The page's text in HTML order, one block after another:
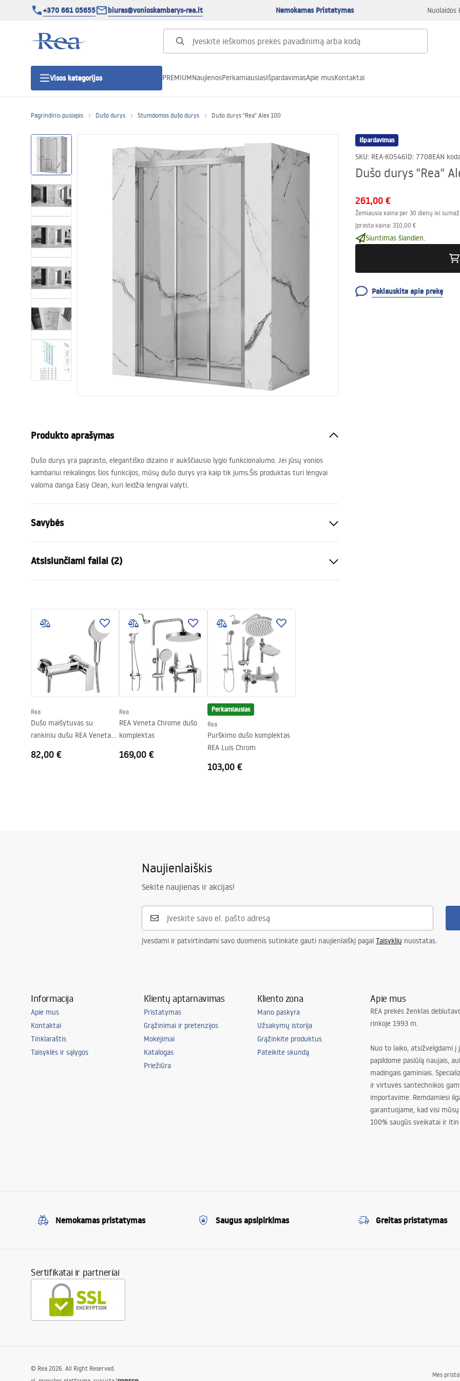
+370 661 05655 biuras@vonioskambarys-rea.lt Nemokamas Pristatymas Nuolaidos
Visos kategorijos
Dušo durys
Vonios dušo padėklai
Linijiniai dušo kanalai
Tualetai
Praustuvas
Vonios ir ekranai
Vonios maišytuvai
Vonios dušai
PREMIUMNaujienosPerkamiausiasIšpardavimasApie musKontaktai
Pagrindinis puslapis Dušo durys Stumdomos dušo durys Dušo durys "Rea" Alex 100
Išpardavimas
SKU: REA-K0546ID: 7708EAN
Dušo durys "Rea"
261,00 €
Žemiausia kaina per 30 dienų iki
Įprasta kaina: 310,00 €
Siuntimas šiandien.
Paklauskite apie prekę
Produkto aprašymas
Dušo durys yra paprasto, elegantiško dizaino ir aukščiausio lygio funkcionalumo. Jei jūsų vonios
kambariui reikalingos šios funkcijos, mūsų dušo durys yra kaip tik jums.Šis produktas turi lengvai
valoma danga Easy Clean, kuri leidžia lengvai valyti.
Savybės
Durų dydis
Stiklo storis
4 mm
Rankenos medžiaga
Žalvaris
Profilių reguliavimas
100 mm
Pridedamas tarpiklių rinkinys
Taip
Galima montuoti be dušo padėklo
Taip
Garantija
24 mėnesių
Atsisiunčiami failai (2)
NOWA_Instrukcja_monta__u_Drzw
Instrukcja_zmiany_kierunku_drzw
i_ALEX.pdf
Rea
Dušo maišytuvas su
rankiniu dušu REA Veneta
82,00 €
Rea
REA Veneta Chrome dušo
komplektas
169,00 €
Perkamiausias
Rea
Purškimo dušo komplektas
REA Luis Chrom
103,00 €
Naujienlaiškis
Sekite naujienas ir akcijas!
Įvesdami ir patvirtindami savo duomenis sutinkate gauti naujienlaiškį pagal Taisyklių nuostatas.
Informacija
Apie mus
Kontaktai
Tinklaraštis
Taisyklės ir sąlygos
Klientų aptarnavimas
Pristatymas
Grąžinimai ir pretenzijos
Mokėjimai
Katalogas
Priežiūra
Kliento zona
Mano paskyra
Užsakymų istorija
Grąžinkite produktus
Pateikite skundą
Apie mus
REA prekės ženklas
rinkoje 1993 m.
Nuo to laiko, atsižvelgdami į
papildome pasiūlą naujais,
madingais gaminiais.
ir virtuvės santechnikos
importavime. Remdamiesi
garantuojame, kad visi
100% saugūs sveikatai ir
Nemokamas pristatymas Saugus apsipirkimas Greitas pristatymas
Sertifikatai ir partneriai
Mes
© Rea 2026. All Right Reserved.